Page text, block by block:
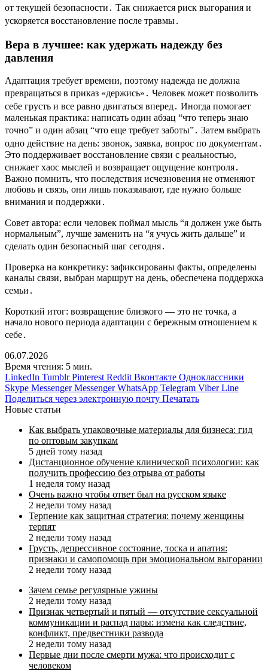
от текущей безопасности․ Так снижается риск выгорания и
ускоряется восстановление после травмы․
Вера в лучшее: как удержать надежду без
давления
Адаптация требует времени, поэтому надежда не должна
превращаться в приказ «держись»․ Человек может позволить
себе грусть и все равно двигаться вперед․ Иногда помогает
маленькая практика: написать один абзац “что теперь знаю
точно” и один абзац “что еще требует заботы”․ Затем выбрать
одно действие на день: звонок, заявка, вопрос по документам․
Это поддерживает восстановление связи с реальностью,
снижает хаос мыслей и возвращает ощущение контроля․
Важно помнить, что последствия исчезновения не отменяют
любовь и связь, они лишь показывают, где нужно больше
внимания и поддержки․
Совет автора: если человек поймал мысль “я должен уже быть
нормальным”, лучше заменить на “я учусь жить дальше” и
сделать один безопасный шаг сегодня․
Проверка на конкретику: зафиксированы факты, определены
каналы связи, выбран маршрут на день, обеспечена поддержка
семьи․
Короткий итог: возвращение близкого — это не точка, а
начало нового периода адаптации с бережным отношением к
себе․
06.07.2026
Время чтения: 5 мин.
LinkedIn Tumblr Pinterest Reddit Вконтакте Одноклассники
Skype Messenger Messenger WhatsApp Telegram Viber Line
Поделиться через электронную почту Печатать
Новые статьи
Как выбрать упаковочные материалы для бизнеса: гид
по оптовым закупкам
5 дней тому назад
Дистанционное обучение клинической психологии: как
получить профессию без отрыва от работы
1 неделя тому назад
Очень важно чтобы ответ был на русском языке
2 недели тому назад
Терпение как защитная стратегия: почему женщины
терпят
2 недели тому назад
Грусть, депрессивное состояние, тоска и апатия:
признаки и самопомощь при эмоциональном выгорании
2 недели тому назад
Зачем семье регулярные ужины
2 недели тому назад
Признак четвертый и пятый — отсутствие сексуальной
коммуникации и распад пары: измена как следствие,
конфликт, предвестники развода
2 недели тому назад
Первые дни после смерти мужа: что происходит с
человеком